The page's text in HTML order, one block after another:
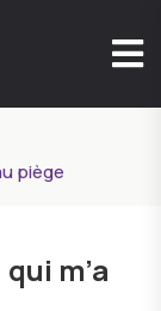
piège
m’a